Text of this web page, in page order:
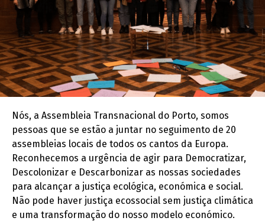
Nós, a Assembleia Transnacional do Porto, somos
pessoas que se estão a juntar no seguimento de 20
assembleias locais de todos os cantos da Europa.
Reconhecemos a urgência de agir para Democratizar,
Descolonizar e Descarbonizar as nossas sociedades
para alcançar a justiça ecológica, económica e social.
Não pode haver justiça ecossocial sem justiça climática
e uma transformação do nosso modelo económico.